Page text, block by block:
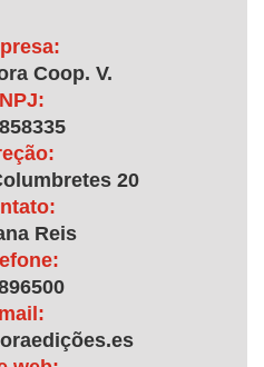
Coop. V.
20
Reis